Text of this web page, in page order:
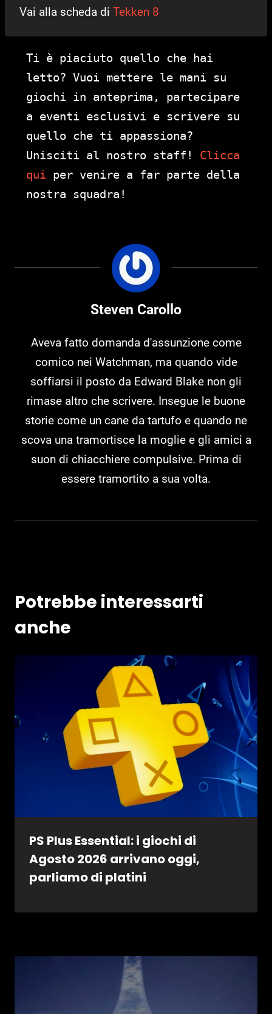
Vai alla scheda di Tekken 8
Ti è piaciuto quello che hai
letto? Vuoi mettere le mani su
giochi in anteprima, partecipare
a eventi esclusivi e scrivere su
quello che ti appassiona?
Unisciti al nostro staff! Clicca
qui per venire a far parte della
nostra squadra!
Steven Carollo
Aveva fatto domanda d'assunzione come
comico nei Watchman, ma quando vide
soffiarsi il posto da Edward Blake non gli
rimase altro che scrivere. Insegue le buone
storie come un cane da tartufo e quando ne
scova una tramortisce la moglie e gli amici a
suon di chiacchiere compulsive. Prima di
essere tramortito a sua volta.
Potrebbe interessarti
anche
PS Plus Essential: i giochi di
Agosto 2026 arrivano oggi,
parliamo di platini